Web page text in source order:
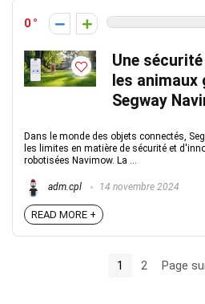
0
Une
les animaux
Segway
Dans le monde des objets connectés,
les limites en matière de sécurité et
robotisées Navimow. La ...
adm.cpl 14 novembre 2024
READ MORE +
1 2 Page